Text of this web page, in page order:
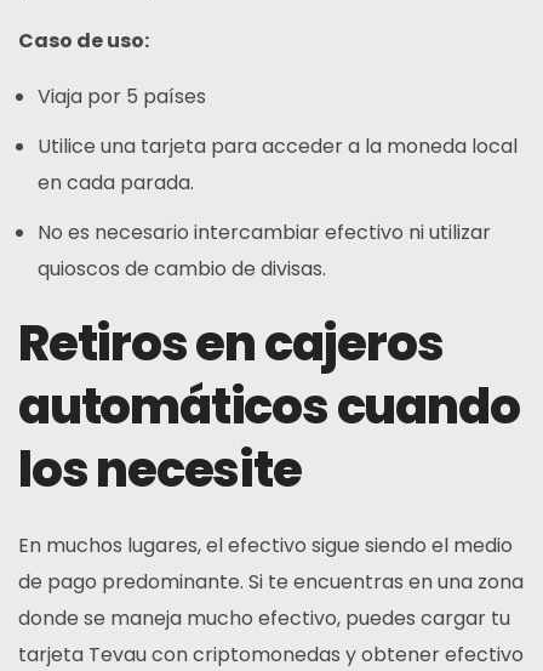
Caso de uso:
Viaja por 5 países
Utilice una tarjeta para acceder a la moneda local
en cada parada.
No es necesario intercambiar efectivo ni utilizar
quioscos de cambio de divisas.
Retiros en cajeros
automáticos cuando
los necesite
En muchos lugares, el efectivo sigue siendo el medio
de pago predominante. Si te encuentras en una zona
donde se maneja mucho efectivo, puedes cargar tu
tarjeta Tevau con criptomonedas y obtener efectivo